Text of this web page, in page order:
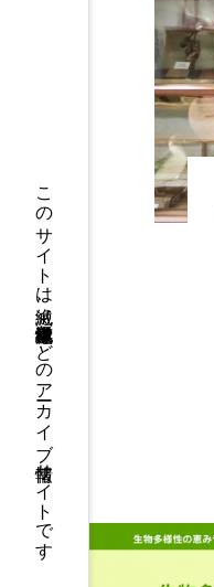
このサイトは絶滅、絶滅危惧種標本などのアーカイブ情報サイトです